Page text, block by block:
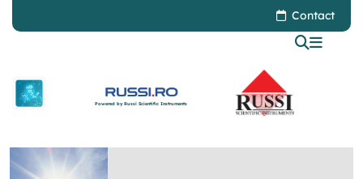
Contact
Powered by Russi Scientific Instruments